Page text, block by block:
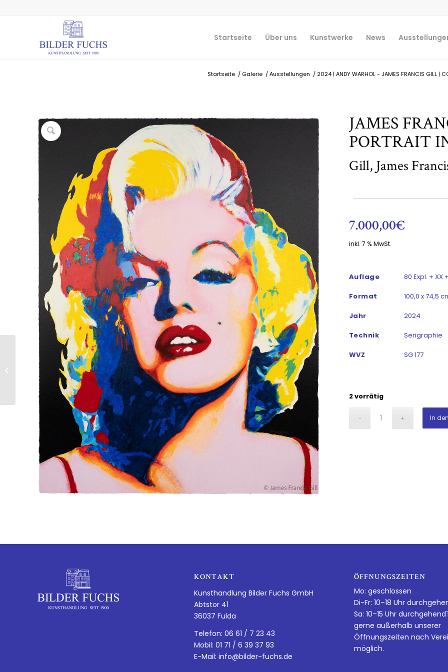
Startseite Über uns Kunstwerke News
Startseite / Galerie /Ausstellungen / 2024 | ANDY WARHOL - JAMES FRANCIS GILL |
JAMES
PORTRAIT
Gill, James
7.000,00€
inkl. 7 % MwSt.
Auflage 80 Expl. + XX
Format 100,0 x 74,5
Jahr 2024
Technik Serigraphie
WVZ SG 177
2 vorrätig
In
KONTAKT
Kunsthandlung Bilder Fuchs GmbH
Abtstor 41
36037 Fulda
Telefon: 06 61 / 7 23 43
Mobil: 01 71 / 6 39 37 93
E-Mail: info@bilder-fuchs.de
ÖFFNUNGSZEITEN
Mo: geschlossen
Di-Fr: 10–18 Uhr
Sa: 10–15 Uhr
gerne außerhalb unserer
Öffnungszeiten nach
möglich.
James Francis Gill |
MM PORTRAIT IN
PURPLE ROOM